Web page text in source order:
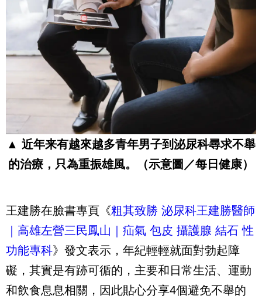
▲ 近年来有越來越多青年男子到泌尿科尋求不舉
的治療，只為重振雄風。（示意圖／每日健康）
王建勝在臉書專頁《粗其致勝 泌尿科王建勝醫師
｜高雄左營三民鳳山｜疝氣 包皮 攝護腺 結石 性
功能專科》發文表示，年紀輕輕就面對勃起障
礙，其實是有跡可循的，主要和日常生活、運動
和飲食息息相關，因此貼心分享4個避免不舉的